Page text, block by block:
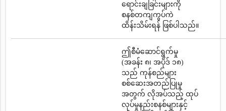
ရောင်းချခြင်းများကို
စနစ်တကျကွပ်ကဲ
ထိန်းသိမ်းရန် ဖြစ်ပါသည်။
ဤစီမံဆောင်ရွက်မှု
(အခန်း ၈၊ အပိုဒ် ၁၈)
သည် ကုန်စည်များ
စစ်ဆေးအတည်ပြုမှု
အတွက် လိုအပ်သည့် ထုပ်
လုပ်မှုနည်းစနစ်များနှင့်